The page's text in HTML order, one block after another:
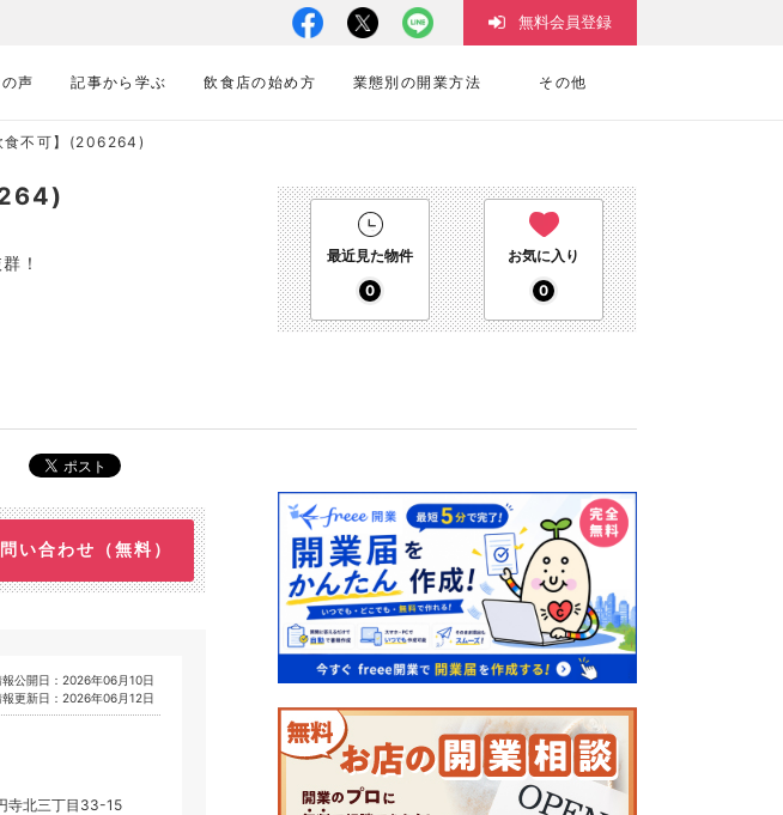
声 記事から学ぶ 飲食店の始め方 業態別の開業方法 その他
無料会員登録
食不可】(206264)
！
最近見た物件
0
お気に入り
0
い合わせ（無料）
報公開日：2026年06月10日
報更新日：2026年06月12日
寺北三丁目33-15